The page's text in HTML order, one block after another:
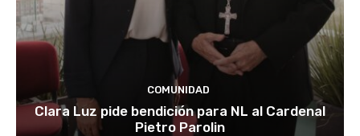
COMUNIDAD
Clara Luz pide bendición para NL al Cardenal
Pietro Parolin